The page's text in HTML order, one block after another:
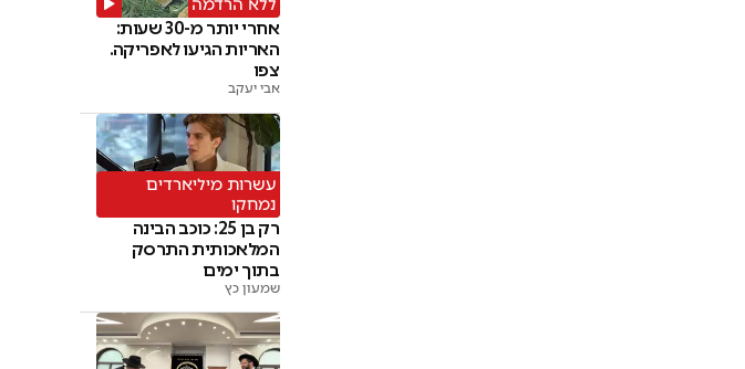
ללא הרדמה
אחרי יותר מ-30 שעות:
האריות הגיעו לאפריקה.
צפו
אבי יעקב
עשרות מיליארדים
נמחקו
רק בן 25: כוכב הבינה
המלאכותית התרסק
בתוך ימים
שמעון כץ